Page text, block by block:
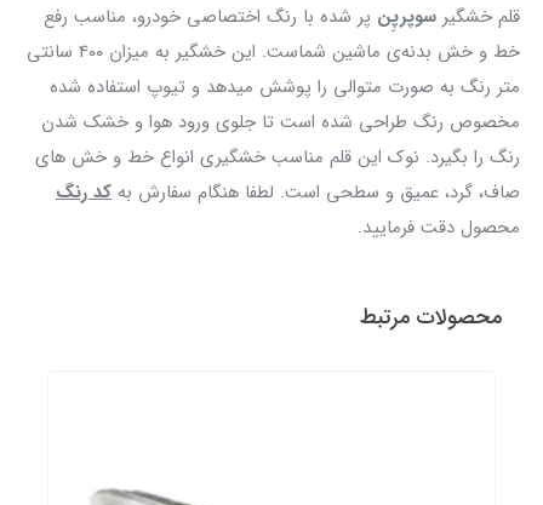
قلم خشگیر سوپرپِن پر شده با رنگ اختصاصی خودرو، مناسب رفع
خط و خش بدنه‌ی ماشین شماست. این خشگیر به میزان ۴۰۰ سانتی
متر رنگ به صورت متوالی را پوشش میدهد و تیوپ استفاده شده
مخصوص رنگ طراحی شده است تا جلوی ورود هوا و خشک شدن
رنگ را بگیرد. نوک این قلم مناسب خشگیری انواع خط و خش های
صاف، گرد، عمیق و سطحی است. لطفا هنگام سفارش به کد رنگ
محصول دقت فرمایید.
محصولات مرتبط